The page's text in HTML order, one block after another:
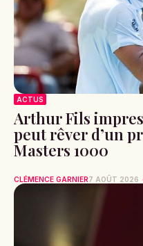
ACTUS
Arthur Fils
peut rêver d’un
Masters 1000
CLÉMENCE GARNIER7 AOÛT 2026